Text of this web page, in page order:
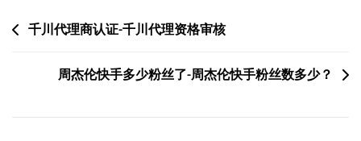
文千川代理商认证-千川代理资格审核
周杰伦快手多少粉丝了-周杰伦快手粉丝数多少？